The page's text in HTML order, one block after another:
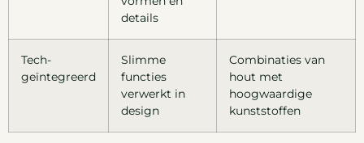
details
Tech-
geïntegreerd
Slimme
functies
verwerkt in
design
Combinaties van
hout met
hoogwaardige
kunststoffen